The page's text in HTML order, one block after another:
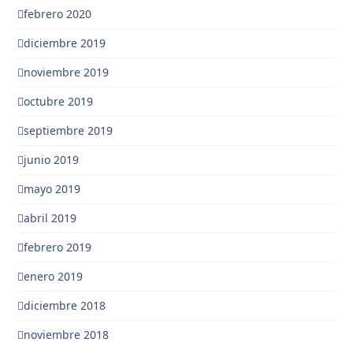
febrero 2020
diciembre 2019
noviembre 2019
octubre 2019
septiembre 2019
junio 2019
mayo 2019
abril 2019
febrero 2019
enero 2019
diciembre 2018
noviembre 2018